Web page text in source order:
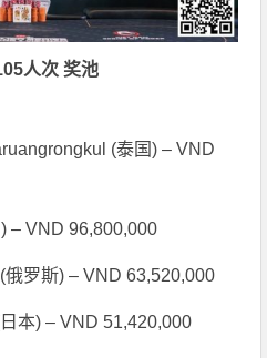
人次 奖池
(泰国) – VND
– VND 96,800,000
罗斯) – VND 63,520,000
本) – VND 51,420,000